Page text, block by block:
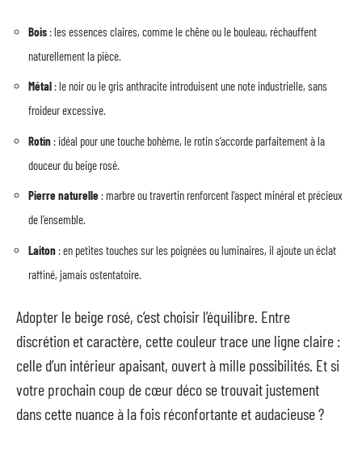
Bois : les essences claires, comme le chêne ou le bouleau, réchauffent
naturellement la pièce.
Métal : le noir ou le gris anthracite introduisent une note industrielle, sans
froideur excessive.
Rotin : idéal pour une touche bohème, le rotin s’accorde parfaitement à la
douceur du beige rosé.
Pierre naturelle : marbre ou travertin renforcent l’aspect minéral et précieux
de l’ensemble.
Laiton : en petites touches sur les poignées ou luminaires, il ajoute un éclat
raffiné, jamais ostentatoire.
Adopter le beige rosé, c’est choisir l’équilibre. Entre
discrétion et caractère, cette couleur trace une ligne claire :
celle d’un intérieur apaisant, ouvert à mille possibilités. Et si
votre prochain coup de cœur déco se trouvait justement
dans cette nuance à la fois réconfortante et audacieuse ?